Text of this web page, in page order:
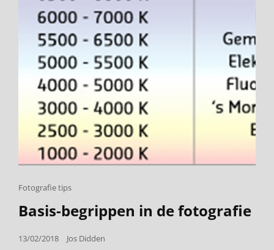
Cat
Fotografie tips
Basis-begrippen in de fotografie
Posted
13/02/2018 Jos Didden